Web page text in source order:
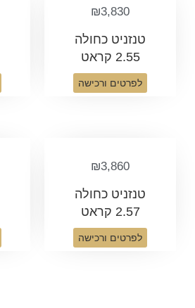
₪3,830
טנזניט כחולה
2.55 קראט
לפרטים ורכישה
₪3,860
טנזניט כחולה
2.57 קראט
לפרטים ורכישה